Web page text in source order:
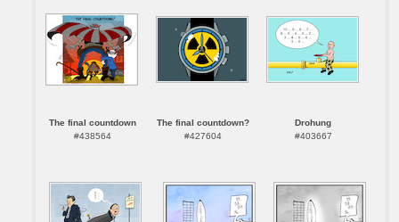
The final countdown
#438564
The final countdown?
#427604
Drohung
#403667